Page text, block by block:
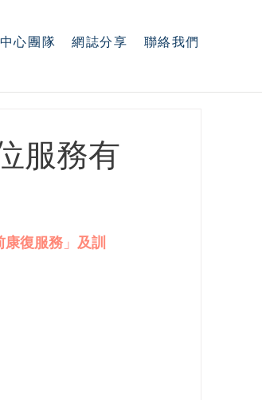
中心團隊 網誌分享 聯絡我們
服務有
康復服務 」 及訓